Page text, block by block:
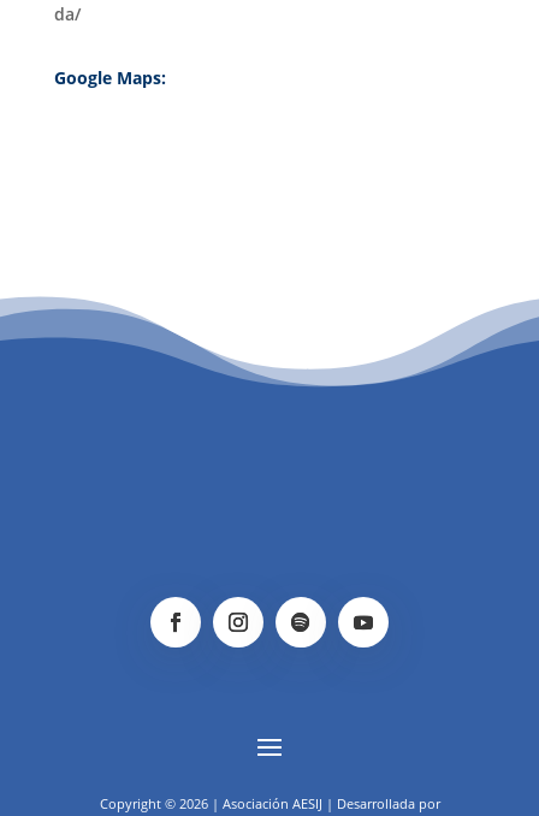
da/
Google Maps:
PATROCINIO CULTURAL
Copyright © 2026 | Asociación AESIJ | Desarrollada por